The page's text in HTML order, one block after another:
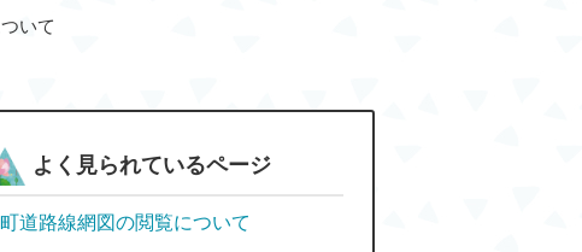
ついて
よく見られているページ
町道路線網図の閲覧について